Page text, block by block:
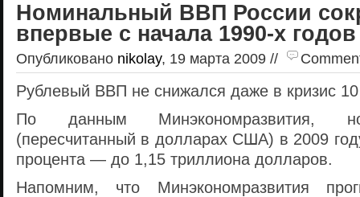
Номинальный ВВП России
впервые с начала 1990-х годов
Опубликовано nikolay, 19 марта 2009 //
Рублевый ВВП не снижался даже в кризис
По данным Минэкономразвития,
(пересчитанный в долларах США) в 2009
процента — до 1,15 триллиона долларов.
Напомним, что Минэкономразвития